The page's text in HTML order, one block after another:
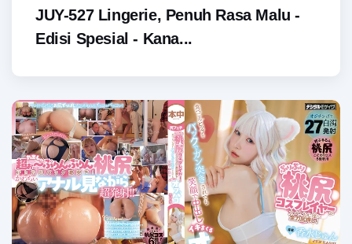
JUY-527 Lingerie, Penuh Rasa Malu -
Edisi Spesial - Kana...